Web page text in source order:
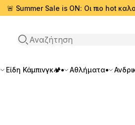
🚨 Summer Sale is ON: Οι πιο hot
Αναζήτηση
Είδη Κάμπινγκ🏕️ Αθλήματα